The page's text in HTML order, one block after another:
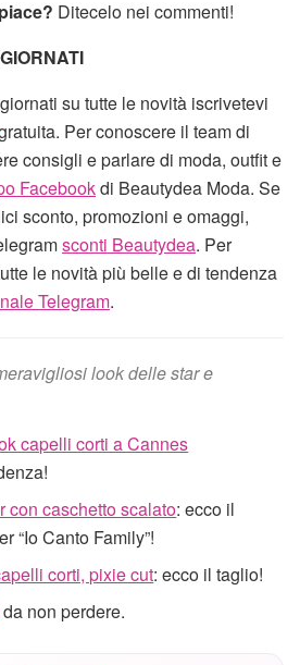
Ditecelo nei commenti!
su tutte le novità iscrivetevi
Per conoscere il team di
consigli e parlare di moda, outfit e
Facebookdi Beautydea Moda. Se
sconto, promozioni e omaggi,
sconti Beautydea. Per
le novità più belle e di tendenza
Telegram.
look delle star e
capelli corti a Cannes
con caschetto scalato: ecco il
“Io Canto Family”!
corti, pixie cut: ecco il taglio!
da non perdere.